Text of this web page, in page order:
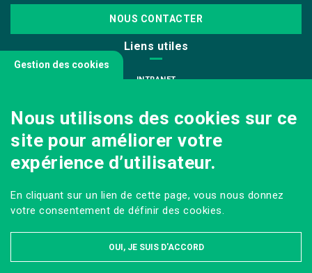
NOUS CONTACTER
Liens utiles
INTRANET
INFODOC
PÔLE IMAGE
PRESSE
Sur les réseaux
Gestion des cookies
Nous utilisons des cookies sur ce
site pour améliorer votre
expérience d’utilisateur.
En cliquant sur un lien de cette page, vous nous donnez
votre consentement de définir des cookies.
OUI, JE SUIS D'ACCORD